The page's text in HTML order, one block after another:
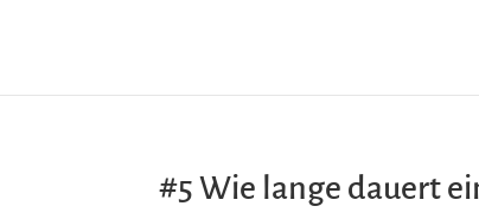
#5 Wie lange dauert